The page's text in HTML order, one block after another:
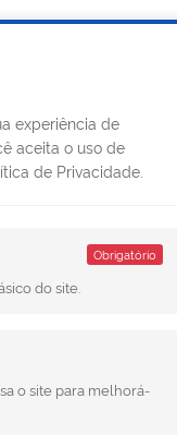
experiência de
aceita o uso de
de Privacidade.
Obrigatório
do site.
o site para melhorá-